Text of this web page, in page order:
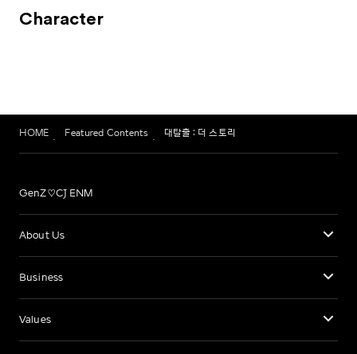
Character
HOME Featured Contents 대탈출 : 더 스토리
GenZ♡CJ ENM
About Us
Business
Values